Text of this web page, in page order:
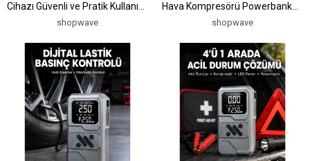
Cihazı Güvenli ve Pratik Kullanım
shopwave
Hava Kompresörü Powerbank
shopwave